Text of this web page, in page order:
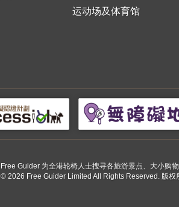
运动场及体育馆
Free Guider 为全港轮椅人士搜寻各旅游景点、大小购
© 2026 Free Guider Limited All Rights Reserved. 版权